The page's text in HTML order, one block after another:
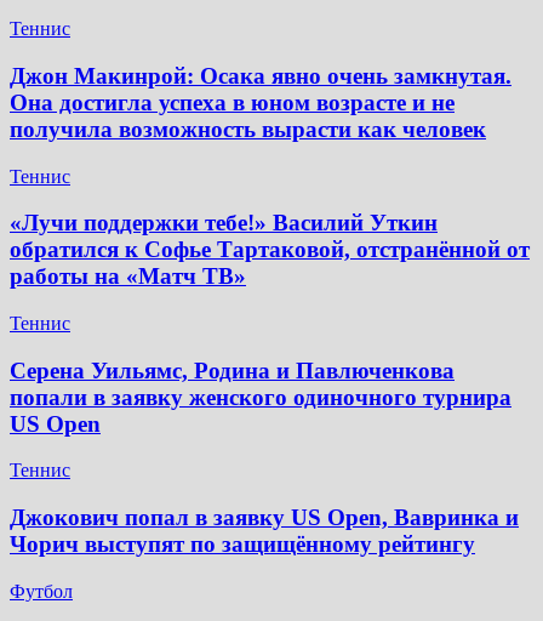
Теннис
Джон Макинрой: Осака явно очень замкнутая.
Она достигла успеха в юном возрасте и не
получила возможность вырасти как человек
Теннис
«Лучи поддержки тебе!» Василий Уткин
обратился к Софье Тартаковой, отстранённой от
работы на «Матч ТВ»
Теннис
Серена Уильямс, Родина и Павлюченкова
попали в заявку женского одиночного турнира
US Open
Теннис
Джокович попал в заявку US Open, Вавринка и
Чорич выступят по защищённому рейтингу
Футбол